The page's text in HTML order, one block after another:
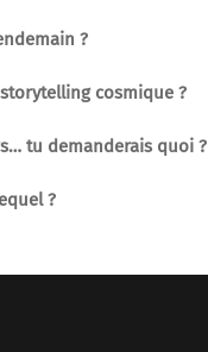
?
cosmique ?
tu demanderais quoi ?
?